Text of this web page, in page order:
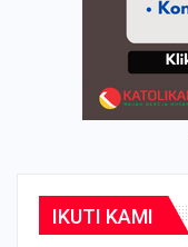
IKUTI KAMI